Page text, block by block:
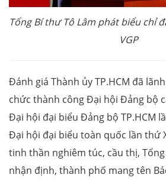
Tổng Bí thư Tô Lâm phát biểu chỉ
VGP
Đánh giá Thành ủy TP.HCM đã
chức thành công Đại hội Đảng bộ
Đại hội đại biểu Đảng bộ TP.HCM
Đại hội đại biểu toàn quốc lần thứ
tinh thần nghiêm túc, cầu thị,
nhận định, thành phố mang tên